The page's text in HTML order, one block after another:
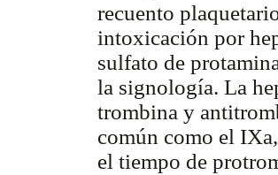
recuento
intoxicación por
sulfato de
la signología. La
trombina y
común como el
el tiempo de